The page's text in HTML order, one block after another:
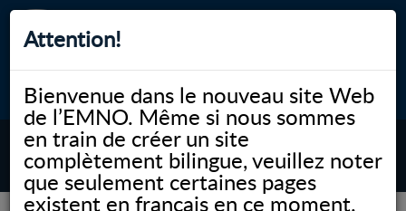
Attention!
Bienvenue dans le nouveau site Web
de l’EMNO. Même si nous sommes
en train de créer un site
complètement bilingue, veuillez noter
que seulement certaines pages
existent en français en ce moment.
myNOSM Accessibilité A- A+ English
MENU
NOSM.ca News Communiqués(Page 5)